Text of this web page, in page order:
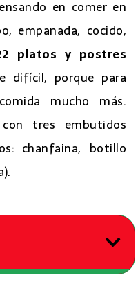
en comer en
empanada, cocido,
platos y postres
difícil, porque para
mucho más.
tres embutidos
chanfaina, botillo